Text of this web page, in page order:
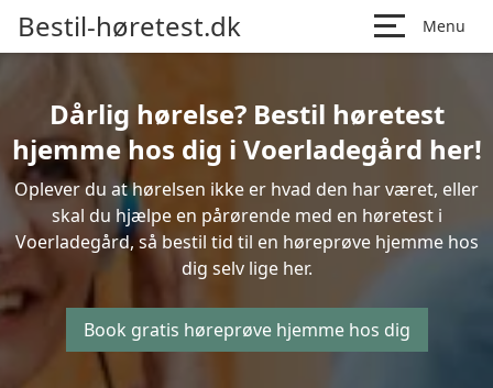
Bestil-høretest.dk Menu
Dårlig hørelse? Bestil høretest
hjemme hos dig i Voerladegård her!
Oplever du at hørelsen ikke er hvad den har været, eller
skal du hjælpe en pårørende med en høretest i
Voerladegård, så bestil tid til en høreprøve hjemme hos
dig selv lige her.
Book gratis høreprøve hjemme hos dig